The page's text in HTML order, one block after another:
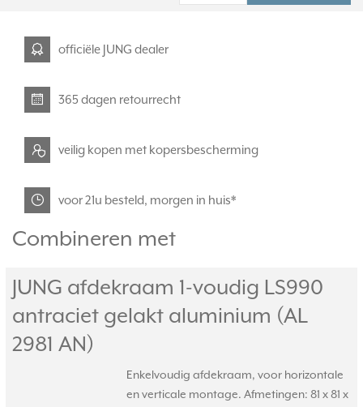
officiële JUNG dealer
365 dagen retourrecht
veilig kopen met kopersbescherming
voor 21u besteld, morgen in huis*
Combineren met
JUNG afdekraam 1-voudig LS990
antraciet gelakt aluminium (AL
2981 AN)
Enkelvoudig afdekraam, voor horizontale
en verticale montage. Afmetingen: 81 x 81 x